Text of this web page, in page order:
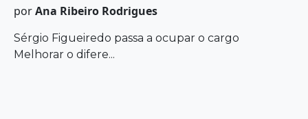
porAna Ribeiro Rodrigues
Sérgio Figueiredo passa a ocupar o cargo
Melhorar o difere...